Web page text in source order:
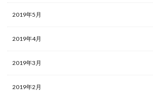
2019年5月
2019年4月
2019年3月
2019年2月